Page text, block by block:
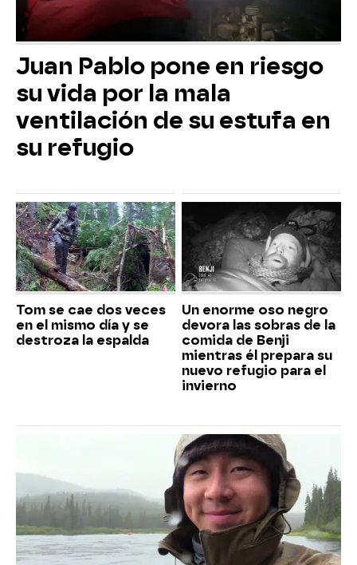
Juan Pablo pone en riesgo
su vida por la mala
ventilación de su estufa en
su refugio
Tom se cae dos veces
en el mismo día y se
destroza la espalda
Un enorme oso negro
devora las sobras de la
comida de Benji
mientras él prepara su
nuevo refugio para el
invierno